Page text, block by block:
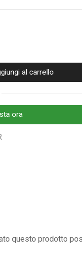
al carrello
ora
questo prodotto